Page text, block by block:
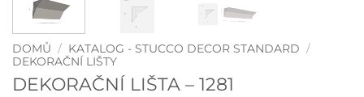
DOMŮ / KATALOG - STUCCO DECOR STANDARD /
DEKORAČNÍ LIŠTY
DEKORAČNÍ LIŠTA – 1281